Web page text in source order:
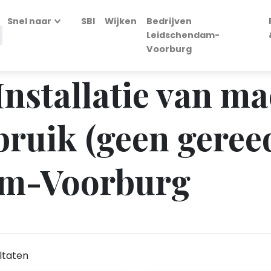
Snel naar SBI Wijken
Bedrijven
Leidschendam-
Voorburg
van
(geen
Voorburg